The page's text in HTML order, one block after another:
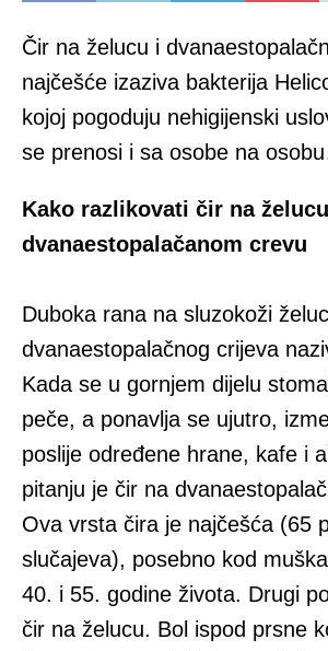
Čir na želucu i
najčešće izaziva bakterija
kojoj pogoduju nehigijenski
se prenosi i sa osobe na
Kako razlikovati čir na
dvanaestopalačanom crevu
Duboka rana na sluzokoži
dvanaestopalačnog crijeva
Kada se u gornjem dijelu
peče, a ponavlja se ujutro,
poslije određene hrane, kafe i
pitanju je čir na
Ova vrsta čira je najčešća (65
slučajeva), posebno kod
40. i 55. godine života. Drugi
čir na želucu. Bol ispod prsne